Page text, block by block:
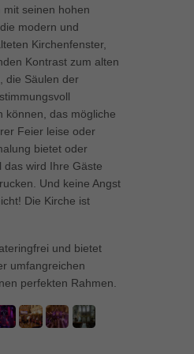
seinen hohen
modern und
Kirchenfenster,
Kontrast zum alten
die Säulen der
können, das mögliche
Feier leise oder
bietet oder
das wird Ihre Gäste
Und keine Angst
Die Kirche ist
und bietet
umfangreichen
perfekten Rahmen.
Media-Plattformen werden
von externen Medien akzeptiert
Inhalte keiner manuellen Einwilligung
anzeigen
Datenschutzerklärung